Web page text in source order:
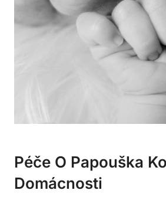
Péče O Papouška
Domácnosti